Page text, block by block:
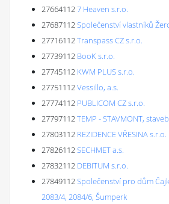
276641127 Heaven s.r.o.
27687112Společenství vlastníků
27716112Transpass CZ s.r.o.
27739112 BooK s.r.o.
27745112 KWM PLUS s.r.o.
27751112Vessillo, a.s.
27774112 PUBLICOM CZ s.r.o.
27797112TEMP - STAVMONT,
27803112 REZIDENCE VŘESINA s.r.o.
27826112SECHMET a.s.
27832112 DEBITUM s.r.o.
27849112Společenství pro dům
2083/4, 2084/6, Šumperk